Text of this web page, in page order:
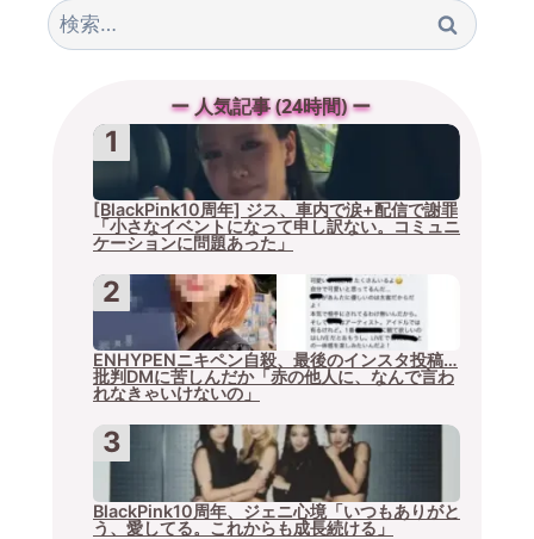
検
索:
ー 人気記事 (24時間) ー
[BlackPink10周年] ジス、車内で涙+配信で謝罪
「小さなイベントになって申し訳ない。コミュニ
ケーションに問題あった」
ENHYPENニキペン自殺、最後のインスタ投稿…
批判DMに苦しんだか「赤の他人に、なんで言わ
れなきゃいけないの」
BlackPink10周年、ジェニ心境「いつもありがと
う、愛してる。これからも成長続ける」